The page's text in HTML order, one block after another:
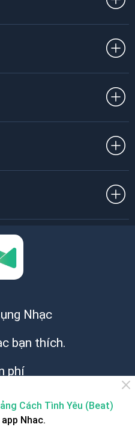
Nhạc
bạn thích.
phí
Cách Tình Yêu (Beat)
Nhac.